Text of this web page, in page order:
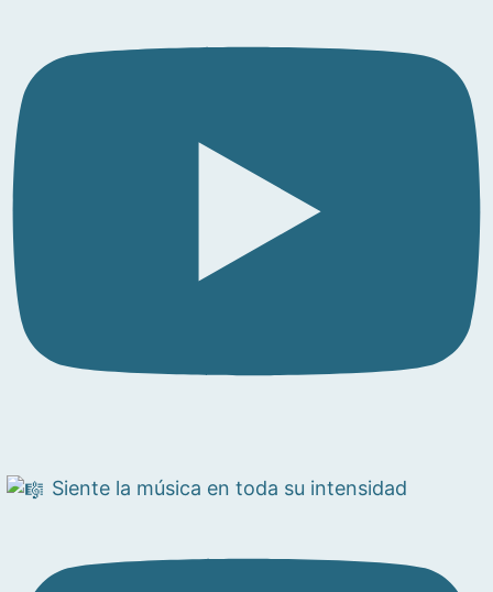
Siente la música en toda su intensidad